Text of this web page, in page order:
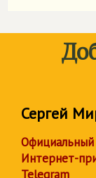
Сергей
Официальный
Интернет-
Telegram